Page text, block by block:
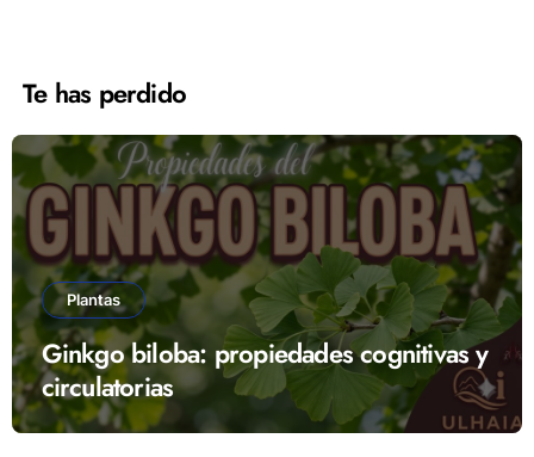
Te has perdido
Plantas
Ginkgo biloba: propiedades cognitivas y
circulatorias